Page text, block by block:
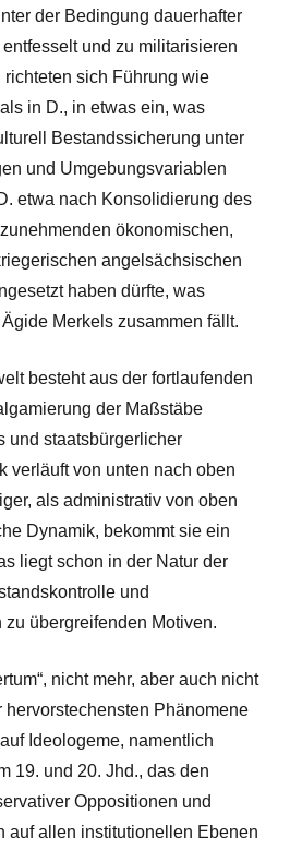
der Bedingung dauerhafter
und zu militarisieren
sich Führung wie
in D., in etwas ein, was
Bestandssicherung unter
und Umgebungsvariablen
etwa nach Konsolidierung des
ökonomischen,
angelsächsischen
haben dürfte, was
Merkels zusammen fällt.
besteht aus der fortlaufenden
der Maßstäbe
und staatsbürgerlicher
verläuft von unten nach oben
als administrativ von oben
Dynamik, bekommt sie ein
liegt schon in der Natur der
und
übergreifenden Motiven.
nicht mehr, aber auch nicht
Phänomene
Ideologeme, namentlich
19. und 20. Jhd., das den
Oppositionen und
auf allen institutionellen Ebenen